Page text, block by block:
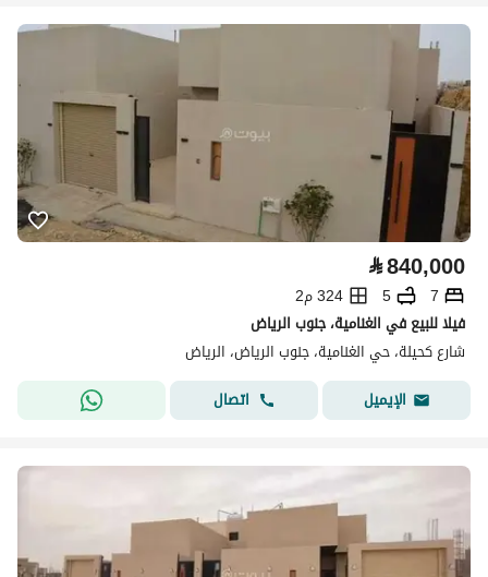
⃁840,000
7
5
324 م2
فيلا للبيع في الغنامية، جنوب الرياض
شارع كحيلة، حي الغنامية، جنوب الرياض، الرياض
الإيميل
اتصال